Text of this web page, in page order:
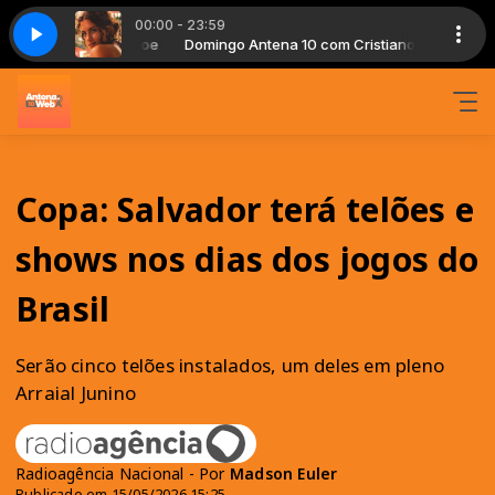
00:00 - 23:59
Cristiano Noe Domingo Antena 10 com Cristiano Noe
Vinheta Antena 10
Copa: Salvador terá telões e
shows nos dias dos jogos do
Brasil
Serão cinco telões instalados, um deles em pleno
Arraial Junino
Radioagência Nacional - Por Madson Euler